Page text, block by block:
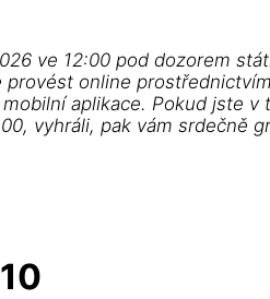
ve 12:00 pod dozorem
online
aplikace. Pokud jste v
vyhráli, pak vám srdečně